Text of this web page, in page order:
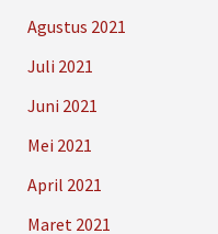
Agustus 2021
Juli 2021
Juni 2021
Mei 2021
April 2021
Maret 2021